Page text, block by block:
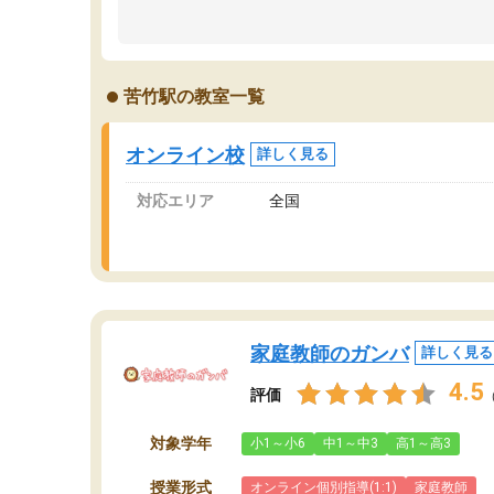
い
苦竹駅の教室一覧
オンライン校 詳しく見る
対応エリア 全国
家庭教師のガンバ 詳しく見る
評価 4.5
対象学年 小1～小6 中1～中3 高1～高3
授業形式 オンライン個別指導(1:1) 家庭教師